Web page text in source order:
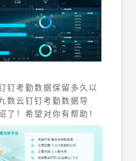
钉考勤数据保留多久以
数云钉钉考勤数据导
了！希望对你有帮助！